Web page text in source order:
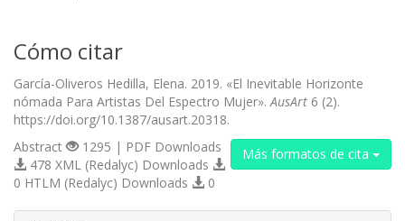
Cómo citar
García-Oliveros Hedilla, Elena. 2019. «El Inevitable Horizonte
nómada Para Artistas Del Espectro Mujer». AusArt 6 (2).
https://doi.org/10.1387/ausart.20318.
Más formatos de cita
Abstract
1295 | PDF Downloads
478 XML (Redalyc) Downloads
0 HTLM (Redalyc) Downloads
0